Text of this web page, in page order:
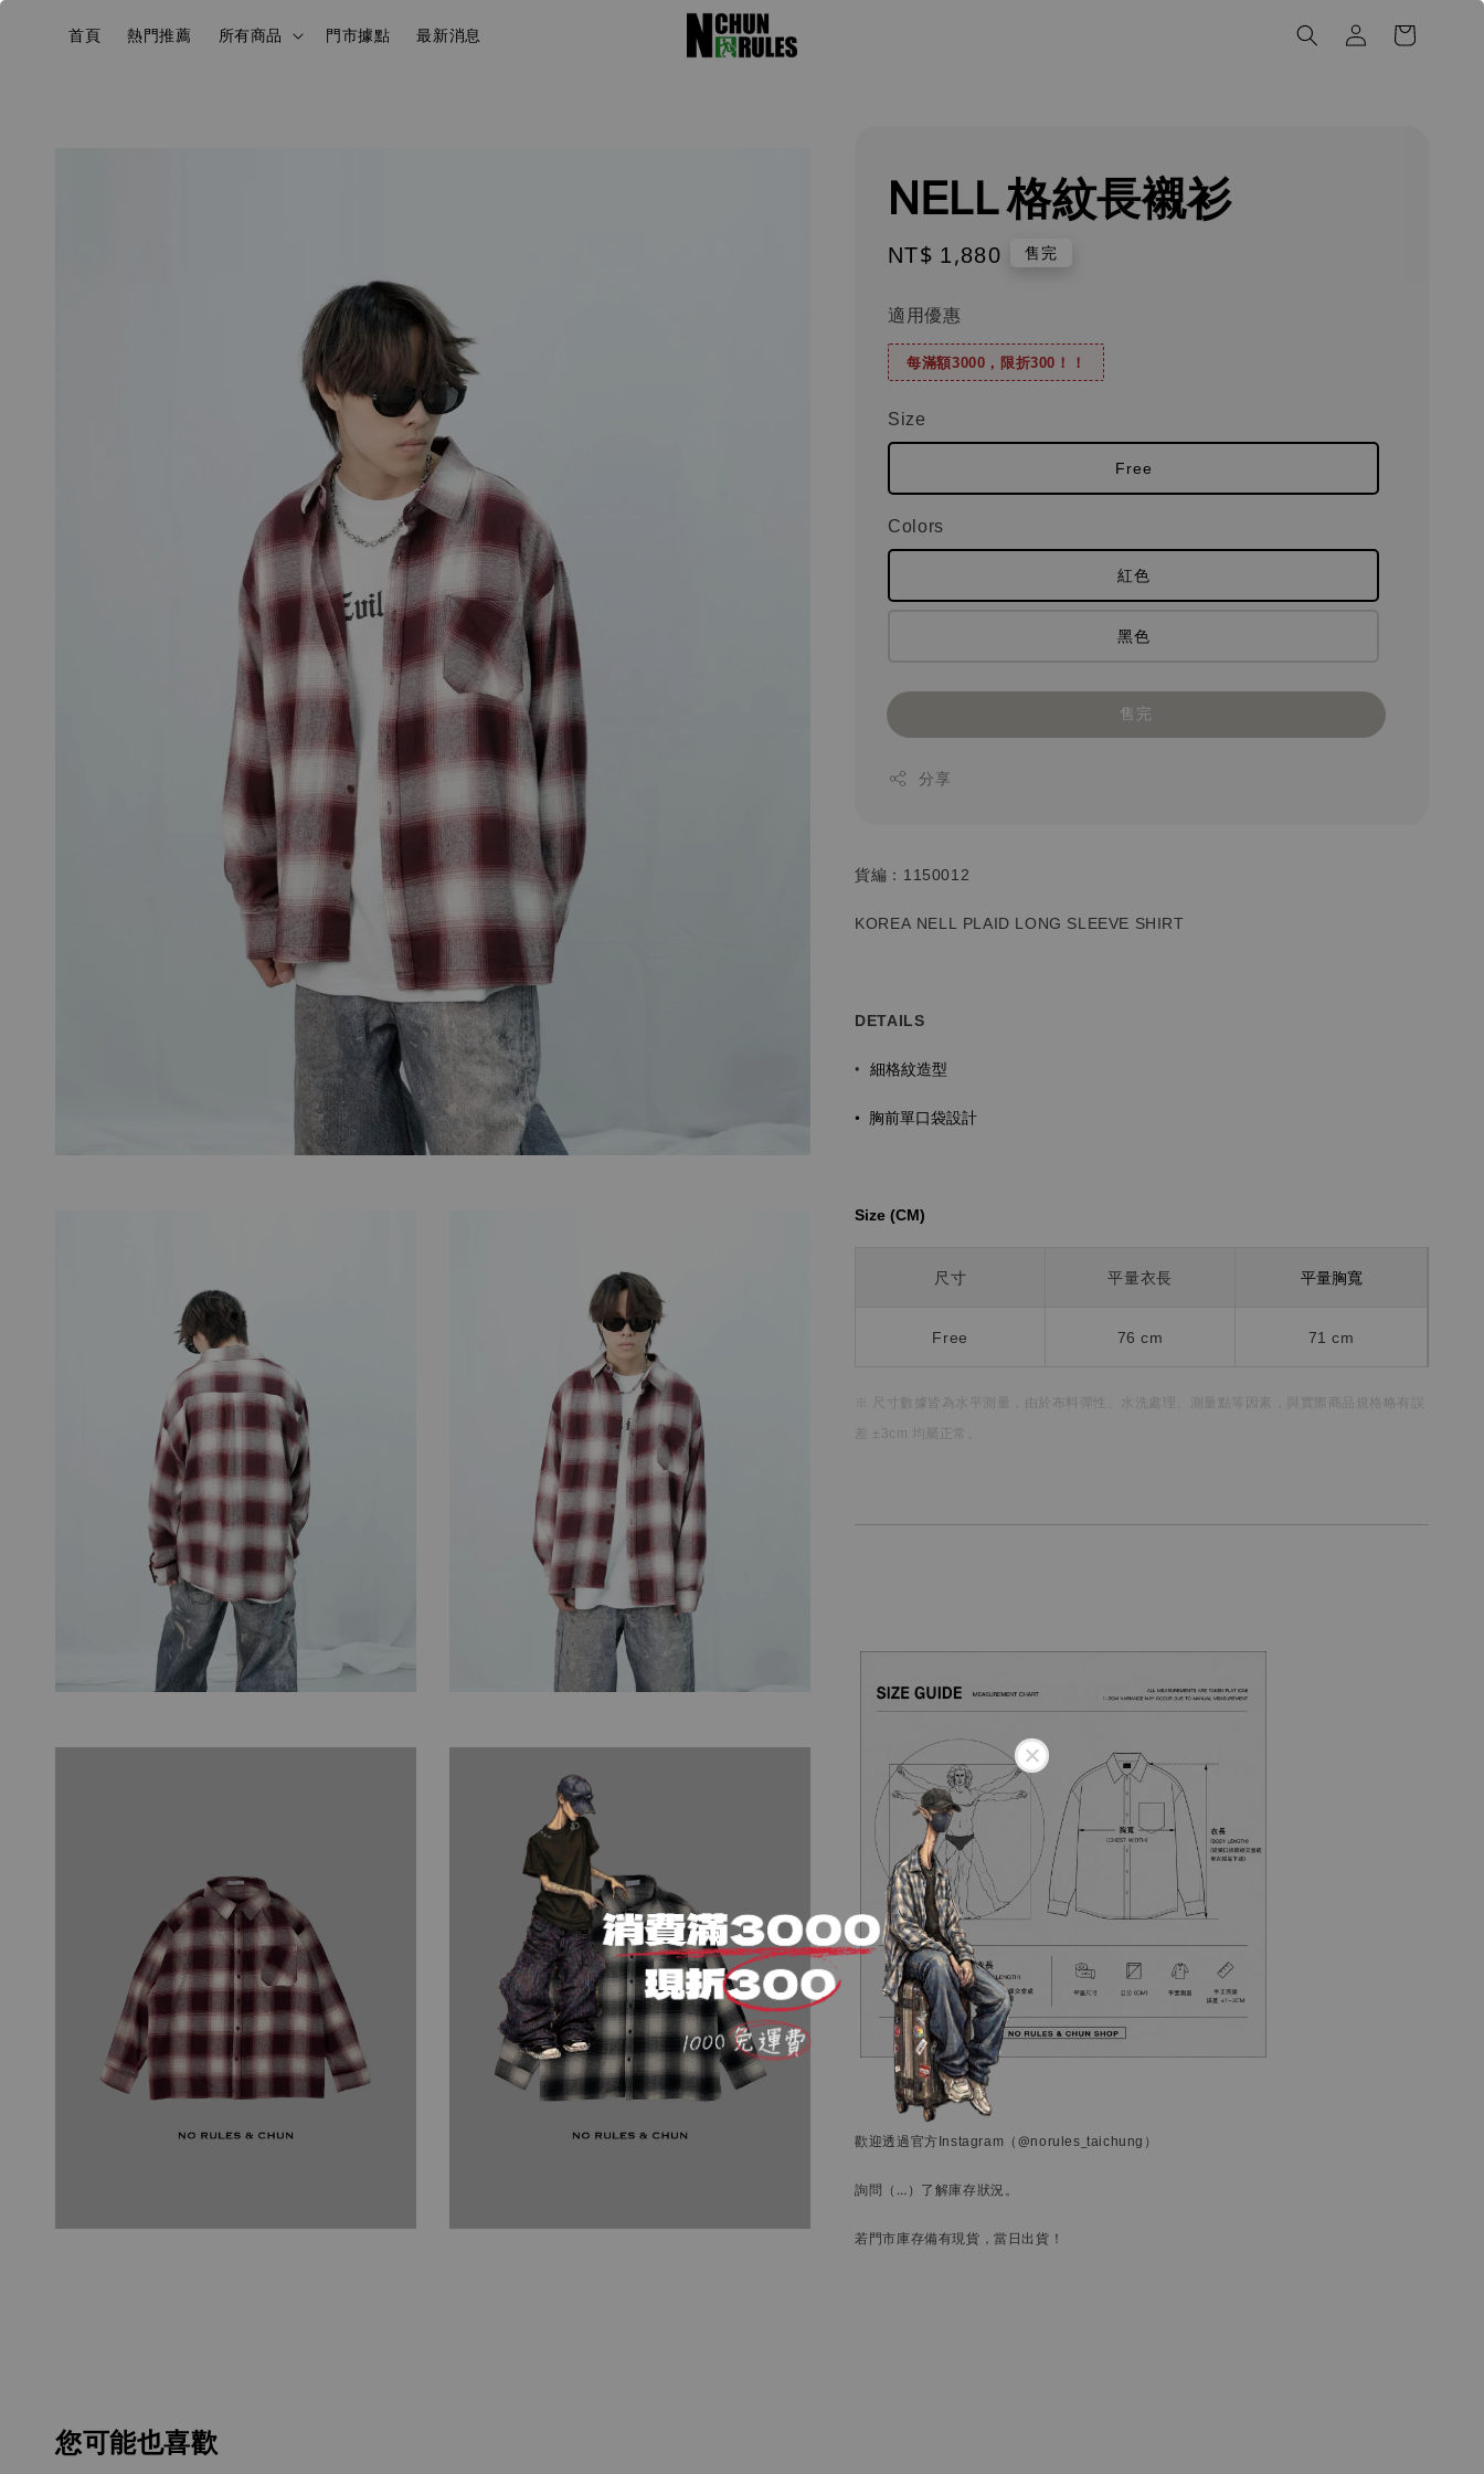
首頁 熱門推薦 所有商品 門市據點 最新消息
NELL 格紋長襯衫
Regular
NT$ 1,880 售完
適用優惠
每滿額3000，限折300！！
Size
Free
Colors
紅色
黑色
售完
分享
貨編：1150012
KOREA NELL PLAID LONG SLEEVE SHIRT
DETAILS
• 細格紋造型
• 胸前單口袋設計
Size (CM)⁡⁡
尺寸 平量衣長 平量胸寬
Free 76cm 71 cm
※ 尺寸數據皆為水平測量， 由於布料彈性、水洗處理、測量點等因素，
與實際商品規格略有誤
差 ±3cm 均屬正常。
歡迎透過官方Instagram （@norules_taichung）
詢問 （…） 了解庫存狀況。
若門市庫存備有現貨，當日出貨！
您可能也喜歡